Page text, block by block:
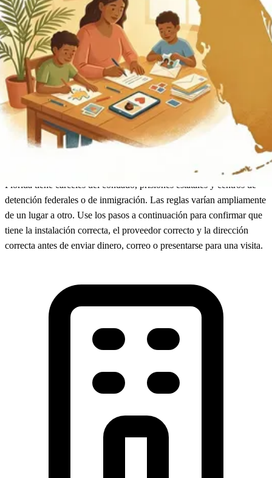
Florida
Florida tiene cárceles del condado, prisiones estatales y centros de
detención federales o de inmigración. Las reglas varían ampliamente
de un lugar a otro. Use los pasos a continuación para confirmar que
tiene la instalación correcta, el proveedor correcto y la dirección
correcta antes de enviar dinero, correo o presentarse para una visita.